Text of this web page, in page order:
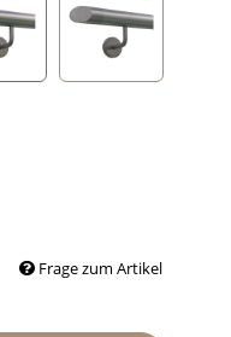
Frage zum Artikel